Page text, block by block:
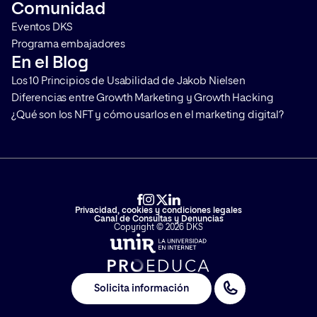
Comunidad
Eventos DKS
Programa embajadores
En el Blog
Los 10 Principios de Usabilidad de Jakob Nielsen
Diferencias entre Growth Marketing y Growth Hacking
¿Qué son los NFT y cómo usarlos en el marketing digital?
Privacidad, cookies y condiciones legales
Canal de Consultas y Denuncias
Copyright © 2026 DKS
Solicita información